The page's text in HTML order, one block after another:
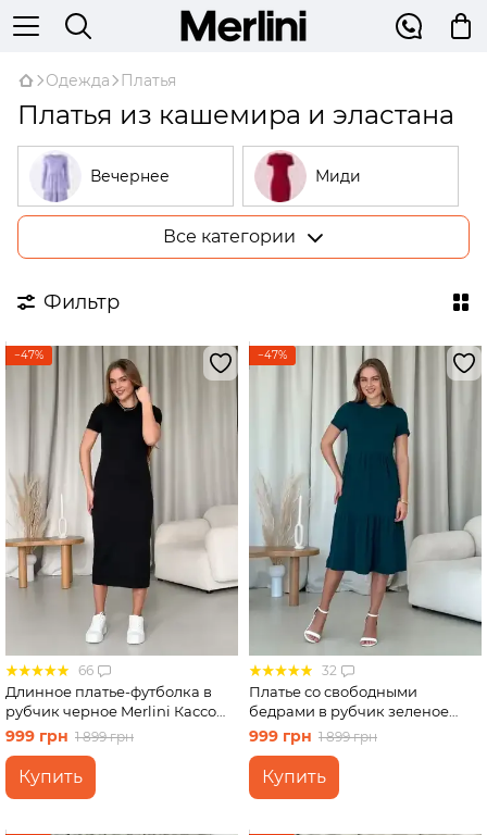
Одежда Платья
Платья из кашемира и эластана
Вечернее Миди
размеры
В рубчик
На запах
Бежевые
Открытые
плечи
Платья-
трапеции
Все категории
Фильтр
−47%
66
Длинное платье-футболка в
рубчик черное Merlini Кассо
700000121 размер 46-48 (L-XL)
999 грн 1 899 грн
Купить
−47%
32
Платье со свободными
бедрами в рубчик зеленое
Merlini Реджо 700001585
размер S-M
999 грн 1 899 грн
Купить